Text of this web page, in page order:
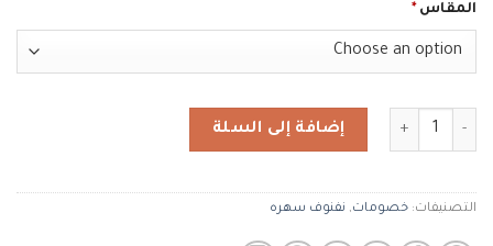
هو:
د.ك25.000.
هو:
المقاس *
كمية فستان تايجر قصير
إضافة إلى السلة
التصنيفات: خصومات, نفنوف سهره